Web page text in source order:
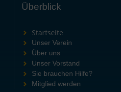
Überblick
Startseite
Unser Verein
Über uns
Unser Vorstand
Sie brauchen Hilfe?
Mitglied werden